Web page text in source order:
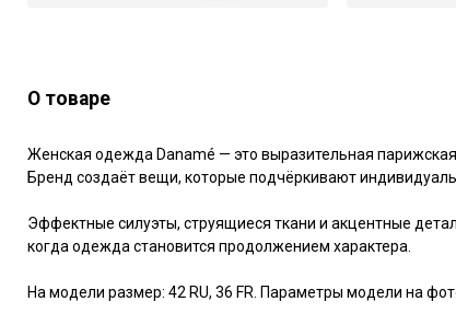
О товаре
Женская одежда Danamé — это выразительная парижская
Бренд создаёт вещи, которые подчёркивают
Эффектные силуэты, струящиеся ткани и акцентные
когда одежда становится продолжением характера.
На модели размер: 42 RU, 36 FR. Параметры модели на